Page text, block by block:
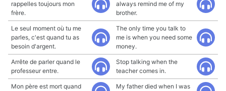
rappelles toujours mon
frère.
always remind me of my
brother.
Le seul moment où tu me
parles, c'est quand tu as
besoin d'argent.
The only time you talk to
me is when you need some
money.
Arrête de parler quand le
professeur entre.
Stop talking when the
teacher comes in.
Mon père est mort quand
My father died when I was